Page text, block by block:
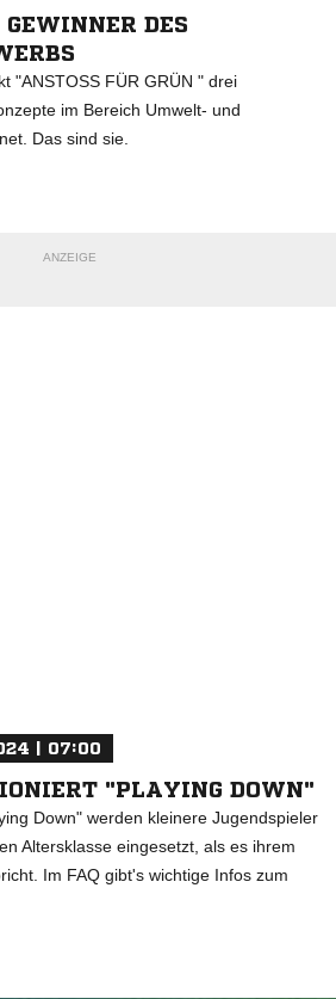
DES
"ANSTOSS FÜR GRÜN " drei
im Bereich Umwelt- und
Das sind sie.
ANZEIGE
| 07:00
"PLAYING DOWN"
Down" werden kleinere Jugendspieler
Altersklasse eingesetzt, als es ihrem
Im FAQ gibt's wichtige Infos zum